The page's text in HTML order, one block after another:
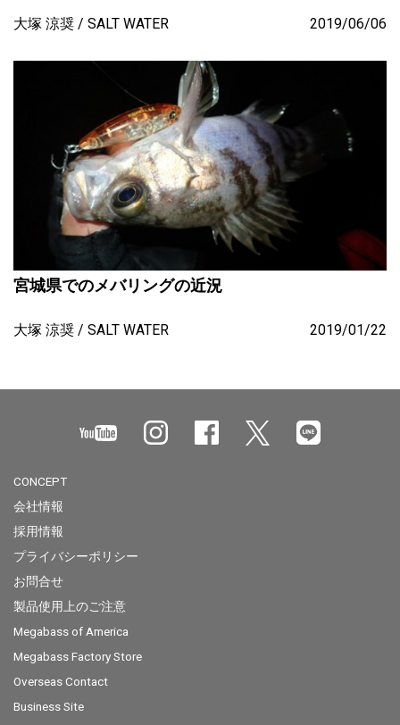
大塚 涼奨 SALT WATER 2019/06/06
宮城県でのメバリングの近況
大塚 涼奨 SALT WATER 2019/01/22
CONCEPT
会社情報
採用情報
プライバシーポリシー
お問合せ
製品使用上のご注意
Megabass of America
Megabass Factory Store
Overseas Contact
Business Site